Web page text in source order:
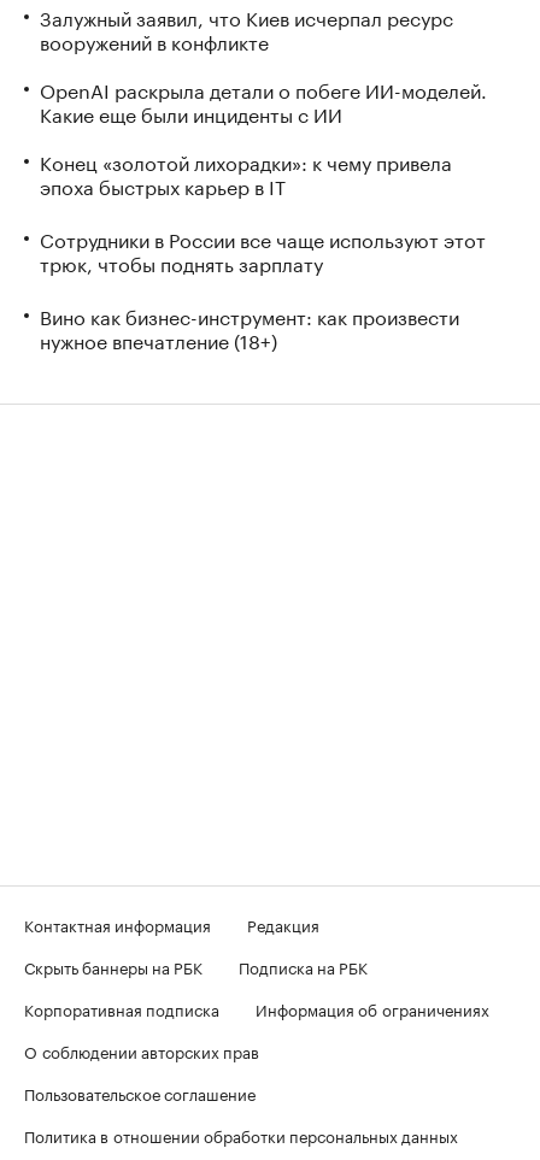
Залужный заявил, что Киев исчерпал ресурс
вооружений в конфликте
OpenAI раскрыла детали о побеге ИИ-моделей.
Какие еще были инциденты с ИИ
Конец «золотой лихорадки»: к чему привела
эпоха быстрых карьер в IT
Сотрудники в России все чаще используют этот
трюк, чтобы поднять зарплату
Вино как бизнес-инструмент: как произвести
нужное впечатление (18+)
Контактная информация
Редакция
Скрыть баннеры на РБК
Подписка на РБК
Корпоративная подписка
Информация об ограничениях
О соблюдении авторских прав
Пользовательское соглашение
Политика в отношении обработки персональных данных